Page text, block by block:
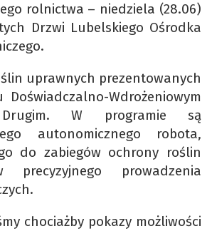
rolnictwa – niedziela (28.06)
Drzwi Lubelskiego Ośrodka
uprawnych prezentowanych
Wdrożeniowym
W programie są
autonomicznego robota,
do zabiegów ochrony roślin
precyzyjnego prowadzenia
chociażby pokazy możliwości